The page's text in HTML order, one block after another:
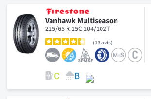
Vanhawk Multiseason
215/65 R 15C 104/102T
13 avis